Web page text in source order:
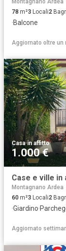
78 m²3 Locali2
·Balcone
Aggiornato oltre un
Casa·in affitto
1.000 €
Case e ville in
Montagnano Ardea
60 m²3 Locali2
·Giardino·
Aggiornato